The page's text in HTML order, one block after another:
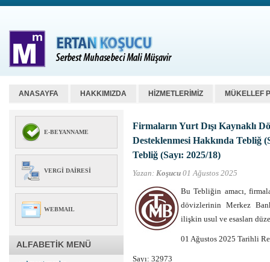
ANASAYFA HAKKIMIZDA HİZMETLERİMİZ MÜKELLEF
E-BEYANNAME
VERGI DAIRESI
WEBMAIL
ALFABETİK MENÜ
Firmaların Yurt Dışı Kaynaklı
Desteklenmesi Hakkında Tebliğ
Tebliğ (Sayı: 2025/18)
Yazan: Koşucu 01 Ağustos 2025
Bu Tebliğin amacı,
dövizlerinin Merkez
ilişkin usul ve esasları
01 Ağustos 2025 Tarihli
Sayı: 32973